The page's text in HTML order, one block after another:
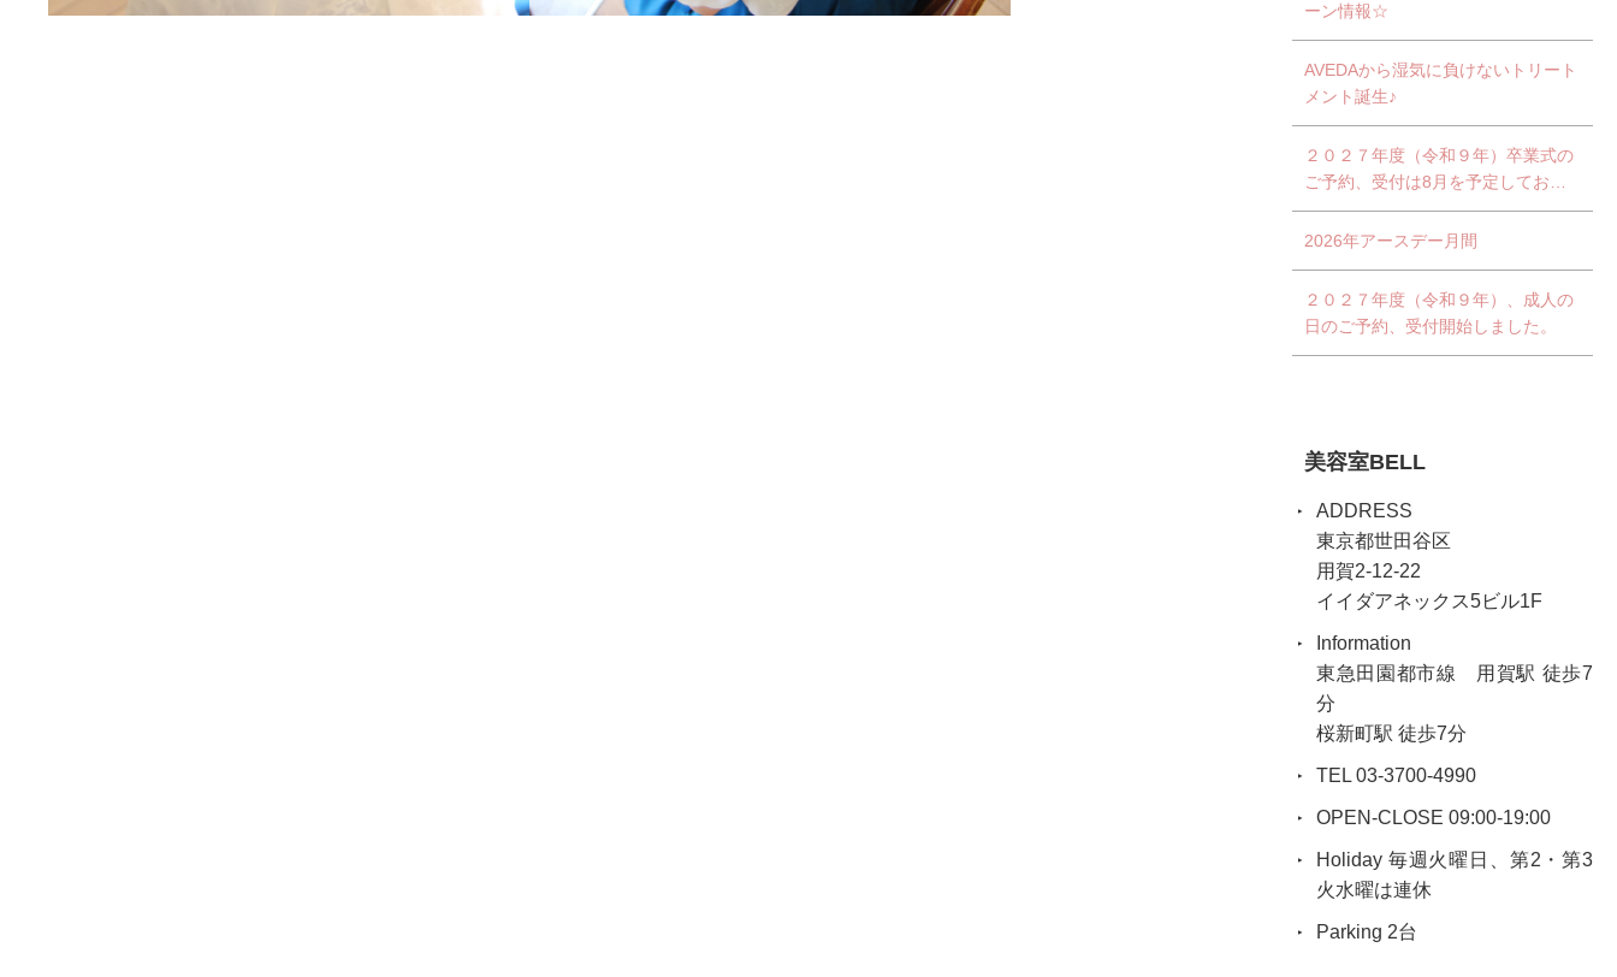
ーン情報☆
AVEDAから湿気に負けないトリート
メント誕生♪
２０２７年度（令和９年）卒業式の
ご予約、受付は8月を予定しており
ます。
2026年アースデー月間
２０２７年度（令和９年）、成人の
日のご予約、受付開始しました。
美容室BELL
ADDRESS
東京都世田谷区
用賀2-12-22
イイダアネックス5ビル1F
Information
東急田園都市線 用賀駅 徒歩7
分
桜新町駅 徒歩7分
TEL 03-3700-4990
OPEN-CLOSE 09:00-19:00
Holiday 毎週火曜日、第2・第3
火水曜は連休
Parking 2台